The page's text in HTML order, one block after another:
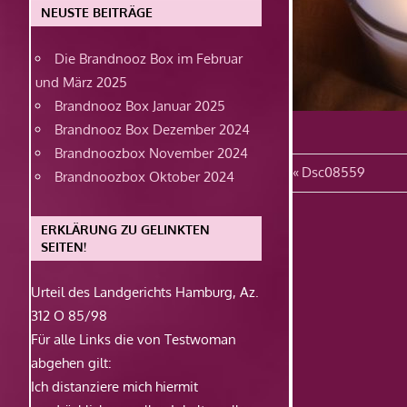
Vorheriger
Beitrag:
Dsc08559
NEUSTE BEITRÄGE
Die Brandnooz Box im Februar
und März 2025
Brandnooz Box Januar 2025
Brandnooz Box Dezember 2024
Brandnoozbox November 2024
Brandnoozbox Oktober 2024
ERKLÄRUNG ZU GELINKTEN
SEITEN!
Urteil des Landgerichts Hamburg, Az.
312 O 85/98
Für alle Links die von Testwoman
abgehen gilt:
Ich distanziere mich hiermit